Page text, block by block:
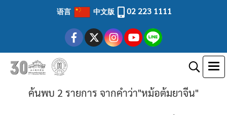
语言 中文版 02 223 1111
ค้นพบ 2 รายการ จากคำว่า"หม้อต้มยาจีน"